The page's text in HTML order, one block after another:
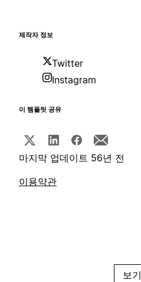
제작자 정보
Twitter
Instagram
이 템플릿 공유
마지막 업데이트 56년 전
이용약관
보기